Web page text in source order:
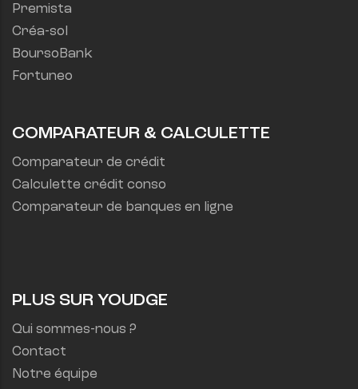
Premista
Créa-sol
BoursoBank
Fortuneo
COMPARATEUR & CALCULETTE
Comparateur de crédit
Calculette crédit conso
Comparateur de banques en ligne
PLUS SUR YOUDGE
Qui sommes-nous ?
Contact
Notre équipe